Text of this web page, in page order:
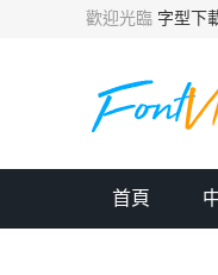
歡迎光臨 字型下
首頁